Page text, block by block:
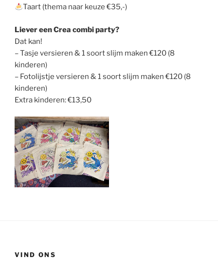
Taart (thema naar keuze €35,-)
Liever een Crea combi party?
Dat kan!
– Tasje versieren & 1 soort slijm maken €120 (8
kinderen)
– Fotolijstje versieren & 1 soort slijm maken €120 (8
kinderen)
Extra kinderen: €13,50
VIND ONS